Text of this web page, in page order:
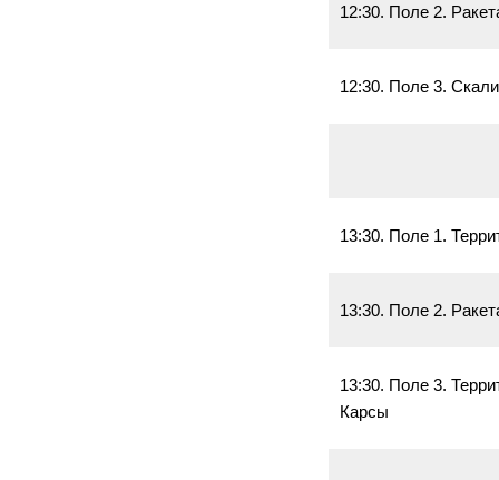
12:30. Поле 2.
12:30. Поле 3.
13:30. Поле 1.
13:30. Поле 2.
13:30. Поле 3.
Карсы